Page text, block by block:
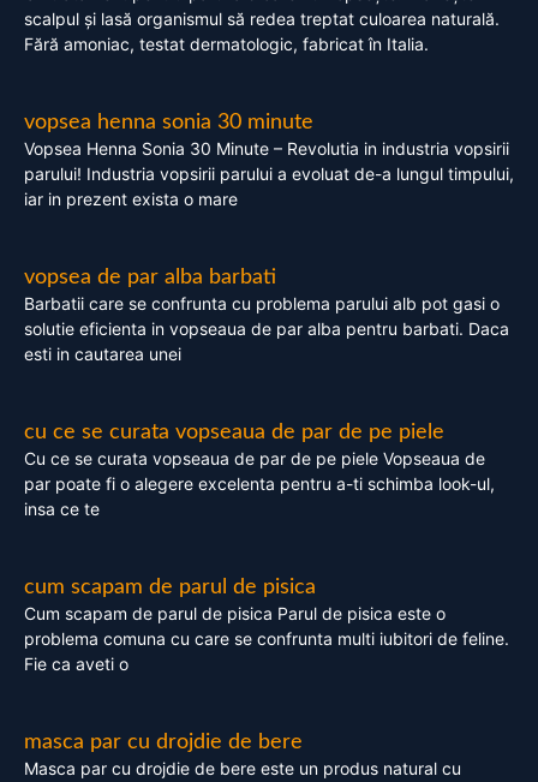
scalpul și lasă organismul să redea treptat culoarea naturală.
Fără amoniac, testat dermatologic, fabricat în Italia.
vopsea henna sonia 30 minute
Vopsea Henna Sonia 30 Minute – Revolutia in industria vopsirii
parului! Industria vopsirii parului a evoluat de-a lungul timpului,
iar in prezent exista o mare
vopsea de par alba barbati
Barbatii care se confrunta cu problema parului alb pot gasi o
solutie eficienta in vopseaua de par alba pentru barbati. Daca
esti in cautarea unei
cu ce se curata vopseaua de par de pe piele
Cu ce se curata vopseaua de par de pe piele Vopseaua de
par poate fi o alegere excelenta pentru a-ti schimba look-ul,
insa ce te
cum scapam de parul de pisica
Cum scapam de parul de pisica Parul de pisica este o
problema comuna cu care se confrunta multi iubitori de feline.
Fie ca aveti o
masca par cu drojdie de bere
Masca par cu drojdie de bere este un produs natural cu